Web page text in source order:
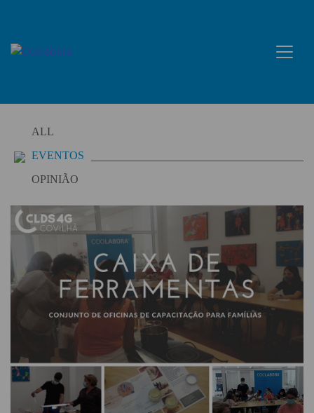
content
ALL
EVENTOS
OPINIÃO